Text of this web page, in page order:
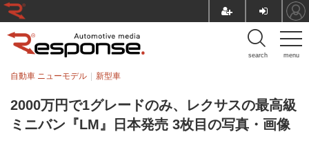
menu
search
2000万円で1グレードのみ、レクサスの最高級
ミニバン『LM』日本発売 3枚目の写真・画像
自動車 ニューモデル 新型車